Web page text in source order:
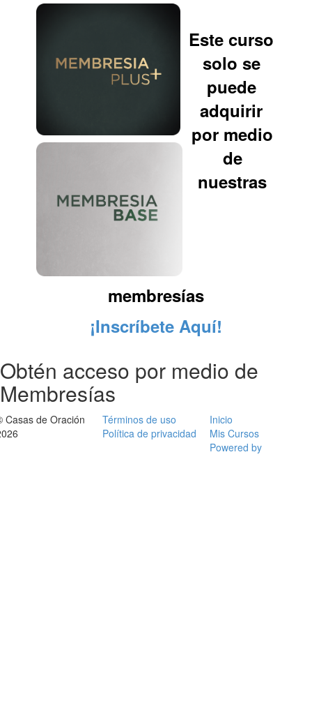
Este curso
solo se
puede
adquirir
por medio
de
nuestras
membresías
¡Inscríbete Aquí!
Obtén acceso por medio de
Membresías
Casas de Oración
Términos de uso
Política de privacidad
Inicio
Mis Cursos
Powered by